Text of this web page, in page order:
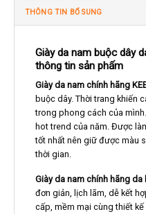
THÔNG TIN BỔ SUNG
Giày da nam buộc dây
thông tin sản phấm
Giày da nam chính hãng
buộc dây. Thời trang khiến
trong phong cách của
hot trend của năm. Được
tốt nhất nên giữ được màu
thời gian.
Giày da nam chính hãng
đơn giản, lịch lãm, dễ kết
cấp, mềm mại cùng thiết